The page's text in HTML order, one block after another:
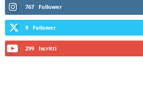
767 Follower
9 Follower
299 Iscritti